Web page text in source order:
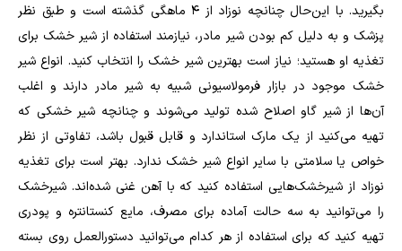
بگیرید. با این‌حال چنانچه نوزاد از ۴ ماهگی گذشته است و طبق نظر
پزشک و به دلیل کم بودن شیر مادر، نیازمند استفاده از شیر خشک برای
تغذیه او هستید؛ نیاز است بهترین شیر خشک را انتخاب‌ کنید. انواع شیر
خشک موجود در بازار فرمولاسیونی شبیه به شیر مادر دارند و اغلب
آن‌ها از شیر گاو اصلاح شده تولید می‌شوند و چنانچه شیر خشکی که
تهیه می‌کنید از یک مارک استاندارد و قابل قبول باشد، تفاوتی از نظر
خواص یا سلامتی با سایر انواع شیر خشک ندارد. بهتر است برای تغذیه
نوزاد از شیرخشک‌هایی استفاده کنید که با آهن غنی شده‌اند. شیرخشک
را می‌توانید به سه حالت آماده برای مصرف، مایع کنستانتره و پودری
تهیه کنید که برای استفاده از هر کدام می‌توانید دستورالعمل روی بسته